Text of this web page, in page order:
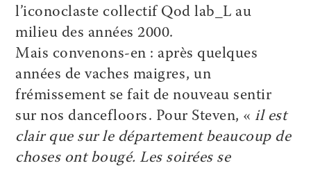
l’iconoclaste collectif Qod lab_L au
milieu des années 2000.
Mais convenons-en : après quelques
années de vaches maigres, un
frémissement se fait de nouveau sentir
sur nos dancefloors. Pour Steven, « il est
clair que sur le département beaucoup de
choses ont bougé. Les soirées se